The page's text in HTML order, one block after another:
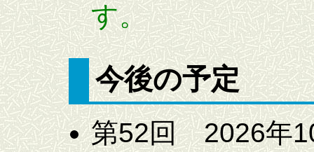
す。
今後の予定
第52回 2026年